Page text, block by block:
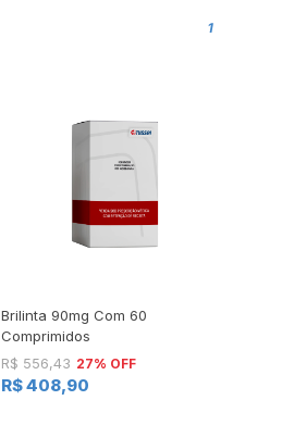
1
Brilinta 90mg Com 60
Comprimidos
R$ 556,43 27% OFF
R$ 408,90